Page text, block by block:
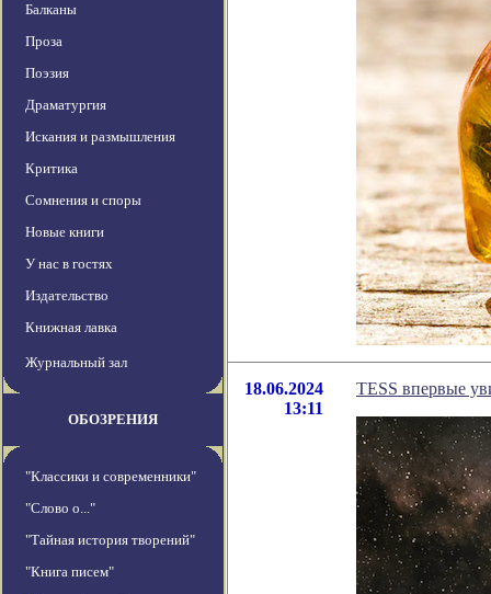
Балканы
Проза
Поэзия
Драматургия
Искания и размышления
Критика
Сомнения и споры
Новые книги
У нас в гостях
Издательство
Книжная лавка
Журнальный зал
ОБОЗРЕНИЯ
"Классики и современники"
"Слово о..."
"Тайная история творений"
"Книга писем"
18.06.2024
13:11
TESS впервые